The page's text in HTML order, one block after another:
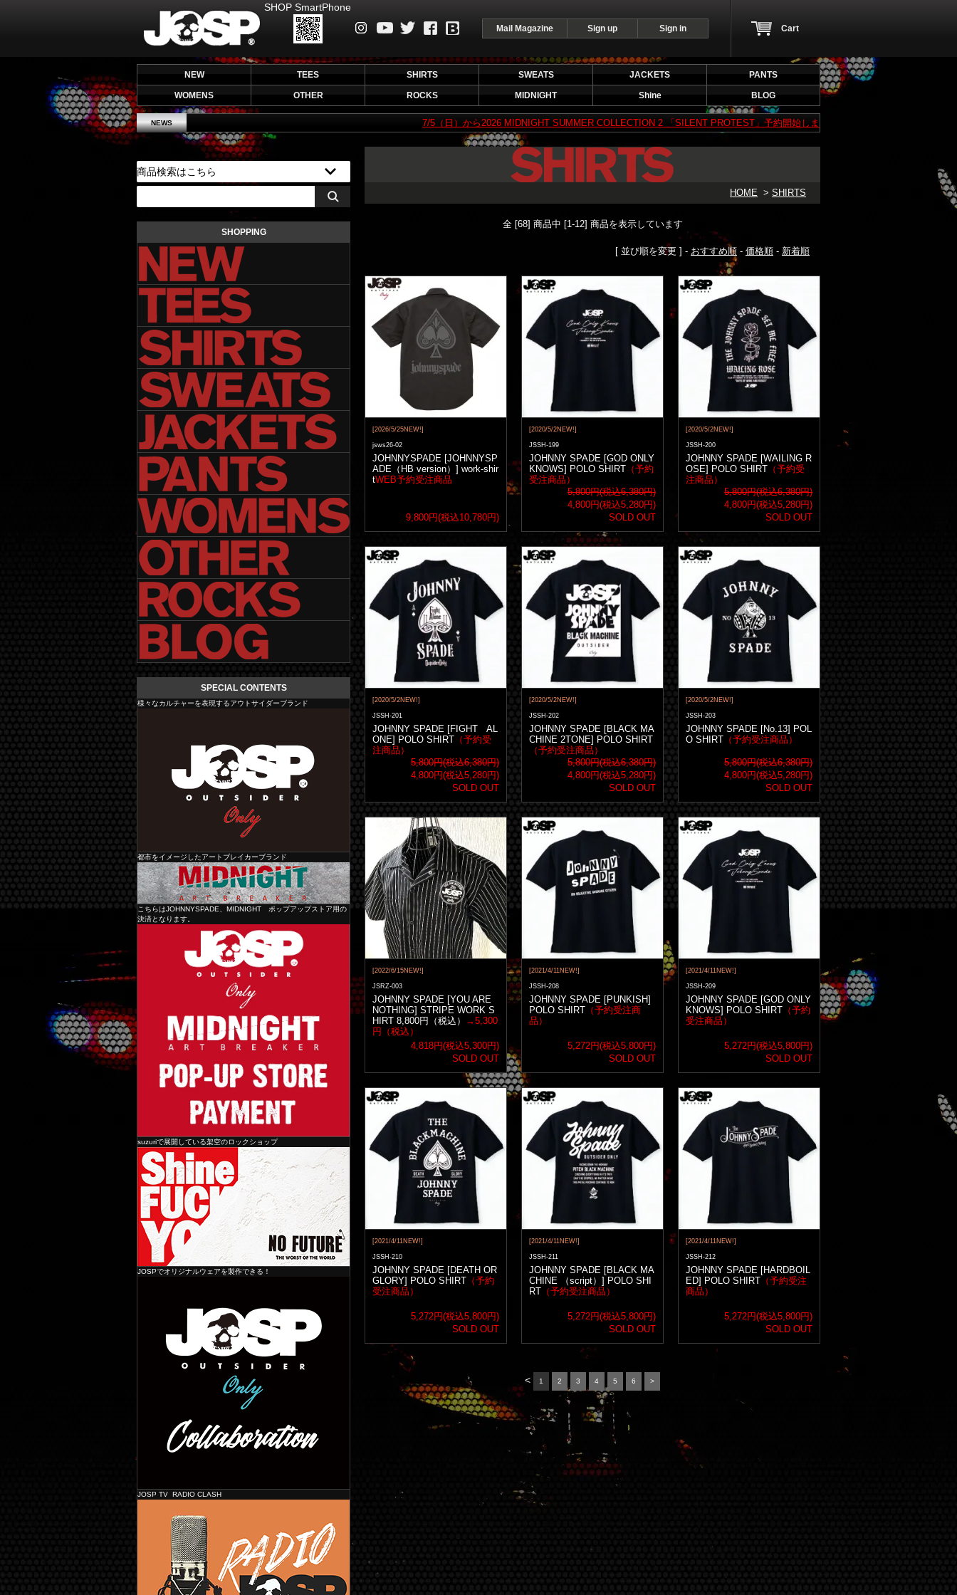
SHOP SmartPhone
Mail Magazine Sign up Sign in Cart
NEW TEES SHIRTS SWEATS JACKETS PANTS
WOMENS OTHER ROCKS MIDNIGHT Shine BLOG
NEWS 7/5（日）から2026 MIDNIGHT SUMMER COLLECTION 2 「SILENT PROTEST」予約開始します！予約期間は7/5（日）～ 7/19（日）まで！
HOME > SHIRTS
全 [68] 商品中 [1-12] 商品を表示しています
[ 並び順を変更 ] - おすすめ順 - 価格順 - 新着順
[2026/5/25NEW!]
jsws26-02
JOHNNYSPADE [JOHNNYSP
ADE（HB version）] work-shir
tWEB予約受注商品
9,800円(税込10,780円)
[2020/5/2NEW!]
JSSH-199
JOHNNY SPADE [GOD ONLY
KNOWS] POLO SHIRT （予約
受注商品）
5,800円(税込6,380円)
4,800円(税込5,280円)
SOLD OUT
[2020/5/2NEW!]
JSSH-200
JOHNNY SPADE [WAILING R
OSE] POLO SHIRT （予約受
注商品）
5,800円(税込6,380円)
4,800円(税込5,280円)
SOLD OUT
[2020/5/2NEW!]
JSSH-201
JOHNNY SPADE [FIGHT AL
ONE] POLO SHIRT （予約受
注商品）
5,800円(税込6,380円)
4,800円(税込5,280円)
SOLD OUT
[2020/5/2NEW!]
JSSH-202
JOHNNY SPADE [BLACK MA
CHINE 2TONE] POLO SHIRT
（予約受注商品）
5,800円(税込6,380円)
4,800円(税込5,280円)
SOLD OUT
[2020/5/2NEW!]
JSSH-203
JOHNNY SPADE [No.13] POL
O SHIRT （予約受注商品）
5,800円(税込6,380円)
4,800円(税込5,280円)
SOLD OUT
[2022/6/15NEW!]
JSRZ-003
JOHNNY SPADE [YOU ARE
NOTHING] STRIPE WORK S
HIRT 8,800円（税込）
→5,300
円（税込）
4,818円(税込5,300円)
SOLD OUT
[2021/4/11NEW!]
JSSH-208
JOHNNY SPADE [PUNKISH]
POLO SHIRT （予約受注商
品）
5,272円(税込5,800円)
SOLD OUT
[2021/4/11NEW!]
JSSH-209
JOHNNY SPADE [GOD ONLY
KNOWS] POLO SHIRT （予約
受注商品）
5,272円(税込5,800円)
SOLD OUT
[2021/4/11NEW!]
JSSH-210
JOHNNY SPADE [DEATH OR
GLORY] POLO SHIRT （予約
受注商品）
5,272円(税込5,800円)
SOLD OUT
[2021/4/11NEW!]
JSSH-211
JOHNNY SPADE [BLACK MA
CHINE （script）] POLO SHI
RT （予約受注商品）
5,272円(税込5,800円)
SOLD OUT
[2021/4/11NEW!]
JSSH-212
JOHNNY SPADE [HARDBOIL
ED] POLO SHIRT （予約受注
商品）
5,272円(税込5,800円)
SOLD OUT
< 1 2 3 4 5 6 >
SHOPPING
SPECIAL CONTENTS
様々なカルチャーを表現するアウトサイダーブランド
JOHNNY SPADE
都市をイメージしたアートブレイカーブランド
MIDNIGHT
こちらはJOHNNYSPADE、MIDNIGHT ポップアップストア用の
決済となります。
suzuriで展開している架空のロックショップ
JOSPでオリジナルウェアを製作できる！
JOSP TV RADIO CLASH